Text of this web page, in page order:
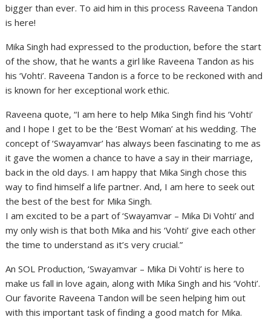
bigger than ever. To aid him in this process Raveena Tandon
is here!
Mika Singh had expressed to the production, before the start
of the show, that he wants a girl like Raveena Tandon as his
his ‘Vohti’. Raveena Tandon is a force to be reckoned with and
is known for her exceptional work ethic.
Raveena quote, “I am here to help Mika Singh find his ‘Vohti’
and I hope I get to be the ‘Best Woman’ at his wedding. The
concept of ‘Swayamvar’ has always been fascinating to me as
it gave the women a chance to have a say in their marriage,
back in the old days. I am happy that Mika Singh chose this
way to find himself a life partner. And, I am here to seek out
the best of the best for Mika Singh.
I am excited to be a part of ‘Swayamvar – Mika Di Vohti’ and
my only wish is that both Mika and his ‘Vohti’ give each other
the time to understand as it’s very crucial.”
An SOL Production, ‘Swayamvar – Mika Di Vohti’ is here to
make us fall in love again, along with Mika Singh and his ‘Vohti’.
Our favorite Raveena Tandon will be seen helping him out
with this important task of finding a good match for Mika.